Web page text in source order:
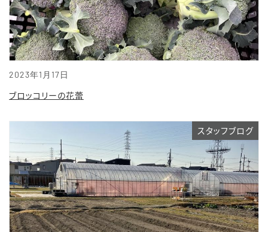
2023年1月17日
ブロッコリーの花蕾
スタッフブログ